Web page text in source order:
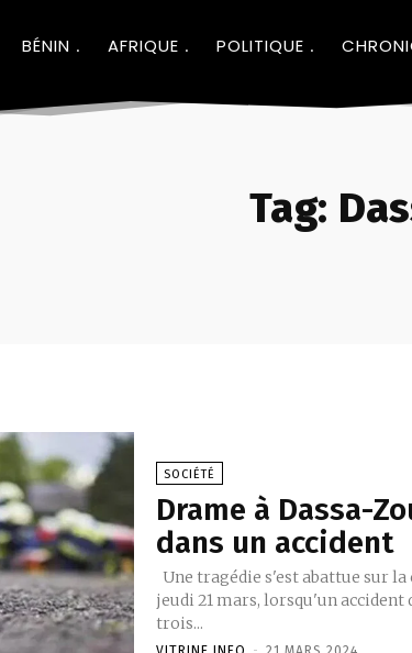
BÉNIN AFRIQUE POLITIQUE
Tag:
SOCIÉTÉ
Drame à Dassa-
dans un accident
jeudi 21 mars, lorsqu'un
trois...